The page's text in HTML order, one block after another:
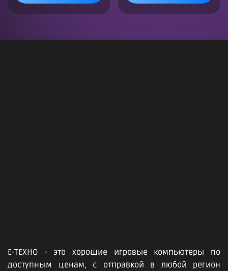
Е-ТЕХНО - это хорошие игровые компьютеры по
доступным ценам, с отправкой в любой регион